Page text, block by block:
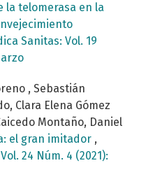
la telomerasa en la
Sanitas: Vol. 19
, Sebastián
Clara Elena Gómez
Montaño, Daniel
el gran imitador ,
24 Núm. 4 (2021):